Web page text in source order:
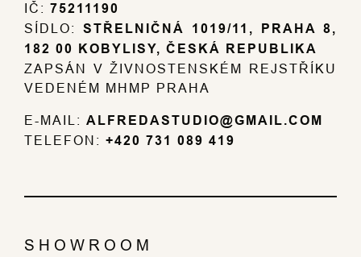
IČ: 75211190
SÍDLO: STŘELNIČNÁ 1019/11, PRAHA 8,
182 00 KOBYLISY, ČESKÁ REPUBLIKA
ZAPSÁN V ŽIVNOSTENSKÉM REJSTŘÍKU
VEDENÉM MHMP PRAHA
E-MAIL: ALFREDASTUDIO@GMAIL.COM
TELEFON: +420 731 089 419
SHOWROOM